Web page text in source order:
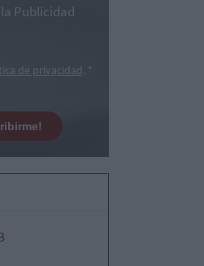
Publicidad
de privacidad. *